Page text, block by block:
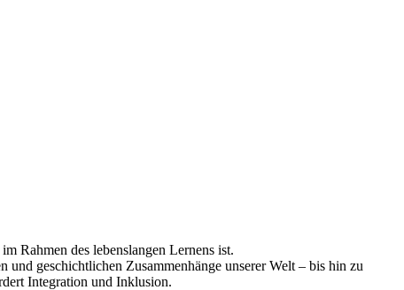
Rahmen des lebenslangen Lernens ist.
geschichtlichen Zusammenhänge unserer Welt – bis hin zu
Integration und Inklusion.